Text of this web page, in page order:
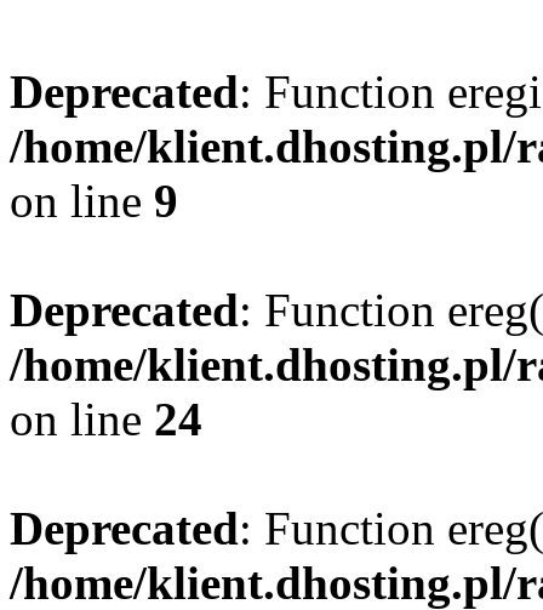
Deprecated: Function
/home/klient.dhosting.pl/
on line 9
Deprecated: Function
/home/klient.dhosting.pl/
on line 24
Deprecated: Function
/home/klient.dhosting.pl/